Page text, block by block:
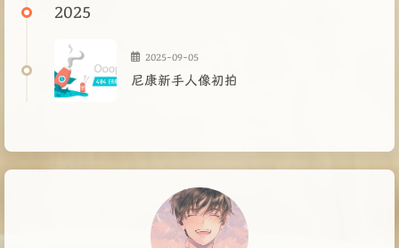
2025
2025-09-05
尼康新手人像初拍